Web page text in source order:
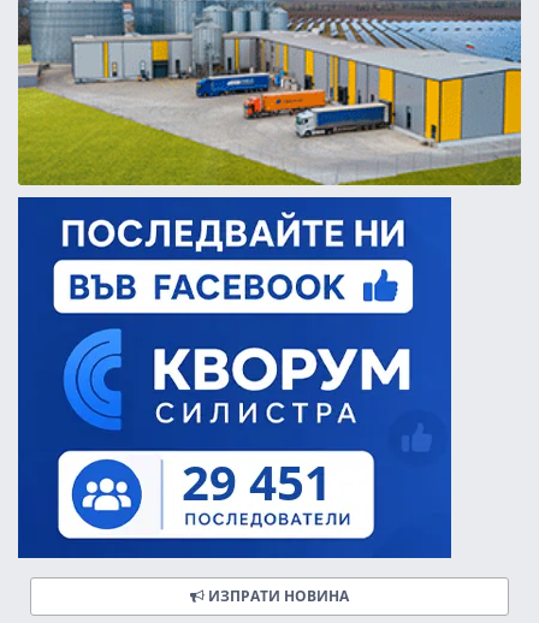
ИЗПРАТИ НОВИНА